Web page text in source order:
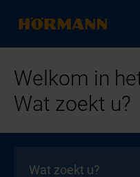
Welkom in
Wat zoekt u?